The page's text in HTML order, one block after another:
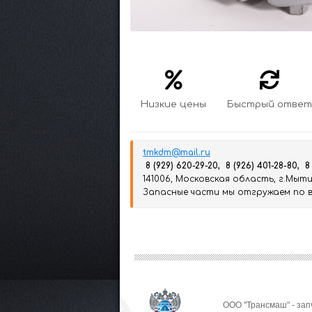
Низкие цены Быстрый ответ
tmkdm@mail.ru
8 (929) 620-29-20, 8 (926) 401-28-80,
141006, Московская область,
Запасные части мы отгружаем по
ООО "Трансмаш" -